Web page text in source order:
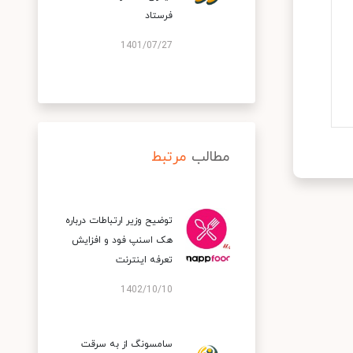
فرستاد
1401/07/27
مطالب مرتبط
توضیح وزیر ارتباطات درباره
هک اسنپ‌ فود و افزایش
تعرفه اینترنت
1402/10/10
سامسونگ از به سرقت